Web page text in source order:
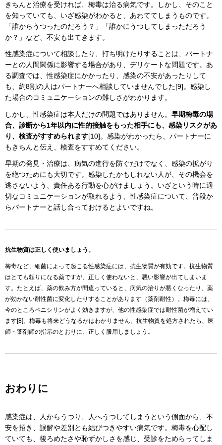
きちんと治療を受ければ、梅毒は治る病気です。しかし、そのこと
を知っていても、いざ感染がわかると、あわててしまうものです。
「誰からうつったのだろう？」「誰かにうつしてしまっただろう
か？」など、不安も出てきます。
性感染症について相談したり、打ち明けたりすることは、パートナ
ーとの人間関係に影響する場合があり、デリケートな問題です。あ
る調査では、性感染症にかかったり、感染の不安があったりして
も、約8割の人はパートナーへ相談していませんでした[9]。感染し
た場合のコミュニケーションの難しさがわかります。
しかし、性感染症は本人だけの問題ではありません。 早期梅毒の場
合、診断から1年以内に性的接触をもった相手にも、感染リスクがあ
り、検査がすすめられます[10]。感染がわかったら、パートナーに
もきちんと伝え、検査をすすめてください。
早期の発見・治療は、病気の進行を防ぐだけでなく、感染の拡がり
を絶つためにも大切です。感染したかもしれない人が、その機会を
逃さないよう、責任ある行動を心がけましょう。いざという時に適
切なコミュニケーションが取れるよう、性感染症について、普段か
らパートナーと話し合っておけるとよいですね。
抗生物質は正しく使いましょう。
梅毒など、細菌によって起こる性感染症には、抗生物質が有効です。抗生物質
はとても頼りになる薬ですが、正しく使わないと、悪い影響が出てしまいま
す。たとえば、薬の飲み方が間違っていると、病気の治りが悪くなったり、薬
が効かない耐性菌に変化したりすることがあります（薬剤耐性）。梅毒には、
今のところペニシリンがよく効きますが、他の性感染症では耐性菌が増えてい
ます[8]。梅毒も将来どうなるかはわかりません。抗生物質を処方されたら、医
師・薬剤師の指示のとおりに、正しく服用しましょう。
おわりに
感染症は、人からうつり、人へうつしてしまうという側面から、不
安を招き、誤解や差別とも結びつきやすい病気です。梅毒を心配し
ていても、後ろめたさや恥ずかしさを感じ、受診をためらってしま